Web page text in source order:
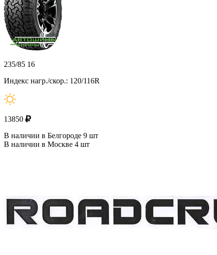
235/85 16
Индекс нагр./скор.: 120/116R
13850
В наличии в Белгороде 9 шт
В наличии в Москве 4 шт